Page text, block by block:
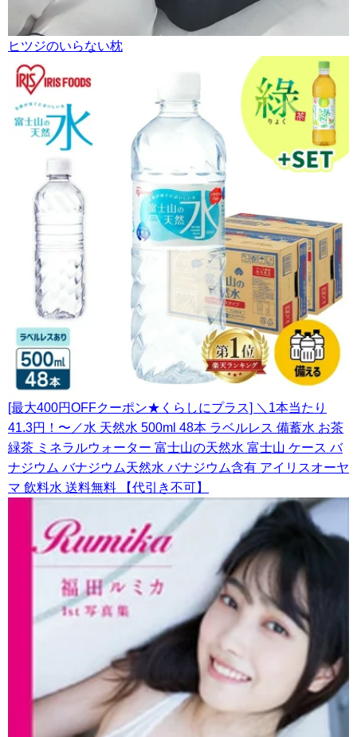
ヒツジのいらない枕
[最大400円OFFクーポン★くらしにプラス] ＼1本当たり
41.3円！〜／水 天然水 500ml 48本 ラベルレス 備蓄水 お茶
緑茶 ミネラルウォーター 富士山の天然水 富士山 ケース バ
ナジウム バナジウム天然水 バナジウム含有 アイリスオーヤ
マ 飲料水 送料無料 【代引き不可】